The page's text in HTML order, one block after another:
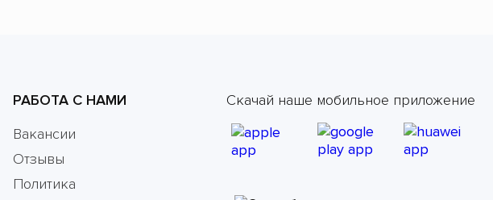
РАБОТА С НАМИ
Вакансии
Отзывы
Политика
Скачай наше мобильное приложение